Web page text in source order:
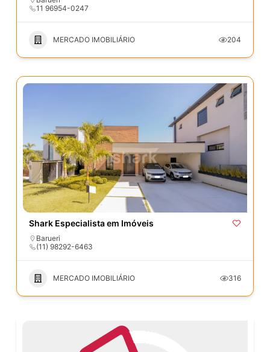
11 96954-0247
MERCADO IMOBILIÁRIO 204
Shark Especialista em Imóveis
Barueri
(11) 98292-6463
MERCADO IMOBILIÁRIO 316